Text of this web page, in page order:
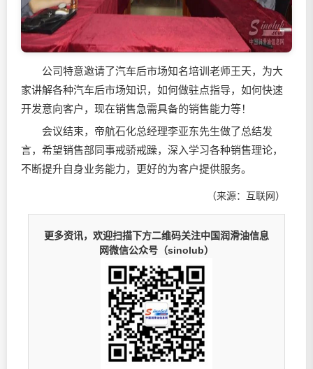
公司特意邀请了汽车后市场知名培训老师王天，为大
家讲解各种汽车后市场知识，如何做驻点指导，如何快速
开发意向客户，现在销售急需具备的销售能力等！
会议结束，帝航石化总经理李亚东先生做了总结发
言，希望销售部同事戒骄戒躁，深入学习各种销售理论，
不断提升自身业务能力，更好的为客户提供服务。
（来源：互联网）
更多资讯，欢迎扫描下方二维码关注中国润滑油信息
网微信公众号（sinolub）